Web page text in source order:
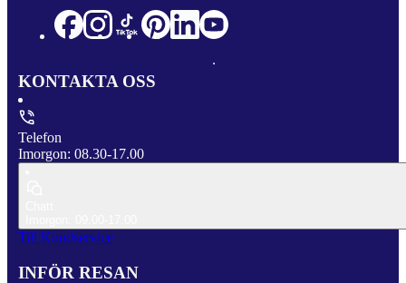
KONTAKTA OSS
Telefon
Imorgon: 08.30-17.00
Till Kundservice
INFÖR RESAN